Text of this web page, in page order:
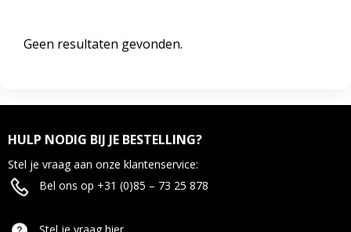
Geen resultaten gevonden.
HULP NODIG BIJ JE BESTELLING?
Stel je vraag aan onze klantenservice:
Bel ons op +31 (0)85 – 73 25 878